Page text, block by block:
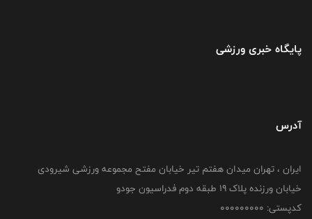
پایگاه خبری ورزشی
آدرس
ایران ، تهران میدان هفتم تیر خیابان مفتح مجموعه ورزشی شیرودی
خیابان ورزنده پلاک ۱۹ طبقه دوم فدراسیون جودو
کدپستی: 000000000